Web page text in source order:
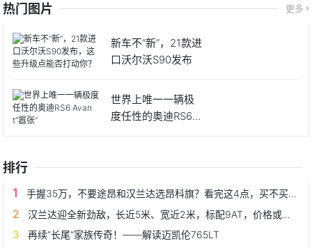
热门图片 更多
新车不“新”，21款进
口沃尔沃S90发布
世界上唯一一辆极
度任性的奥迪RS6 A
v
排行
手握35万，不要途昂和汉兰达选昂科旗？看完这4点，买不买就懂了
汉兰达迎全新劲敌，长近5米、宽近2米，标配9AT，价格或有惊喜
再续“长尾”家族传奇！——解读迈凯伦765LT